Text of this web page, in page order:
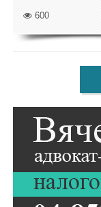
600